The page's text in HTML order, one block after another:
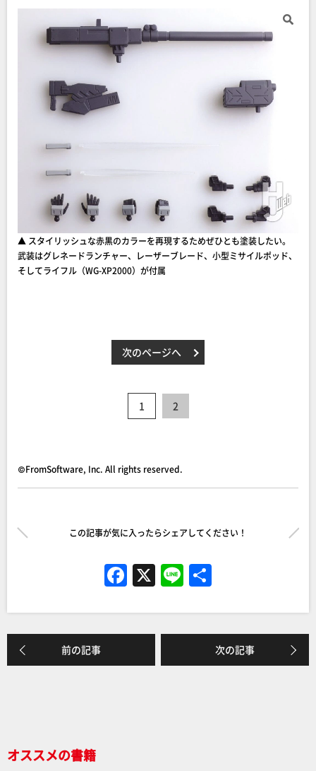
▲ スタイリッシュな赤黒のカラーを再現するためぜひとも塗装したい。
武装はグレネードランチャー、レーザーブレード、小型ミサイルポッド、
そしてライフル（WG-XP2000）が付属
次のページへ
1 2
©FromSoftware, Inc. All rights reserved.
この記事が気に入ったらシェアしてください！
F
a
c
e
b
X Li
n
e
前の記事 次の記事
オススメの書籍